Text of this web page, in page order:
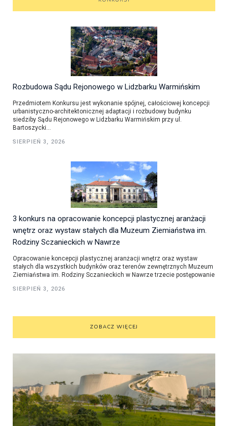
Rozbudowa Sądu Rejonowego w Lidzbarku Warmińskim
Przedmiotem Konkursu jest wykonanie spójnej, całościowej koncepcji
urbanistyczno-architektonicznej adaptacji i rozbudowy budynku
siedziby Sądu Rejonowego w Lidzbarku Warmińskim przy ul.
Bartoszycki...
SIERPIEŃ 3, 2026
3 konkurs na opracowanie koncepcji plastycznej aranżacji
wnętrz oraz wystaw stałych dla Muzeum Ziemiaństwa im.
Rodziny Sczanieckich w Nawrze
Opracowanie koncepcji plastycznej aranżacji wnętrz oraz wystaw
stałych dla wszystkich budynków oraz terenów zewnętrznych Muzeum
Ziemiaństwa im. Rodziny Sczanieckich w Nawrze trzecie postępowanie
SIERPIEŃ 3, 2026
ZOBACZ WIĘCEJ